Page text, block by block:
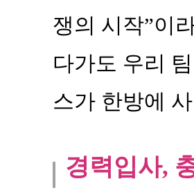
쟁의 시작”이
다가도 우리
스가 한방에
경력입사,